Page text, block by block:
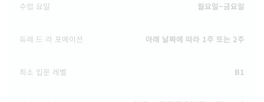
수업 요일 월요일~금요일
듀레 드 라 포메이션 아래 날짜에 따라 1주 또는 2주
최소 입문 레벨 B1